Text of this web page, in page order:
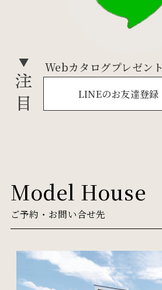
Webカタログプレゼント
LINEのお友達登録
Model House
ご予約・お問い合せ先